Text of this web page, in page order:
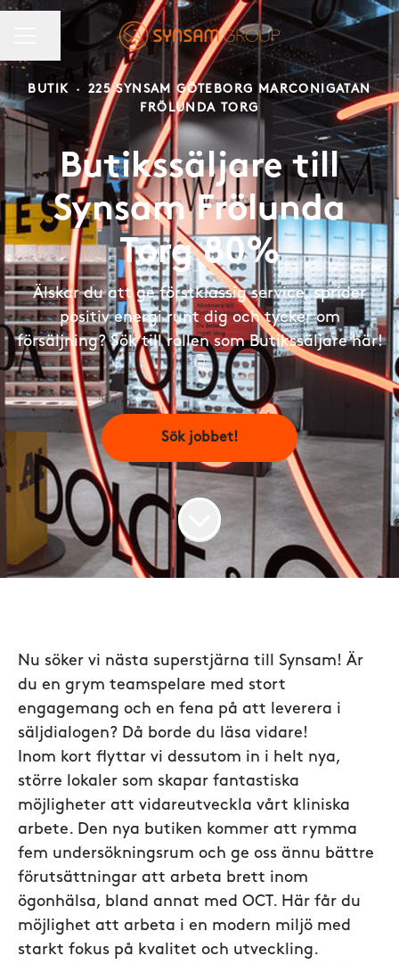
KARRIÄRMENY
Dela sidan
BUTIK ·
225 SYNSAM GÖTEBORG MARCONIGATAN
FRÖLUNDA TORG
Butikssäljare till
Synsam Frölunda
Torg 80%
Älskar du att ge förstklassig service, sprider
positiv energi runt dig och tycker om
försäljning? Sök till rollen som Butikssäljare här!
👇
Sök jobbet!
Nu söker vi nästa superstjärna till Synsam! Är
du en grym teamspelare med stort
engagemang och en fena på att leverera i
säljdialogen? Då borde du läsa vidare!
Inom kort flyttar vi dessutom in i helt nya,
större lokaler som skapar fantastiska
möjligheter att vidareutveckla vårt kliniska
arbete. Den nya butiken kommer att rymma
fem undersökningsrum och ge oss ännu bättre
förutsättningar att arbeta brett inom
ögonhälsa, bland annat med OCT. Här får du
möjlighet att arbeta i en modern miljö med
starkt fokus på kvalitet och utveckling.